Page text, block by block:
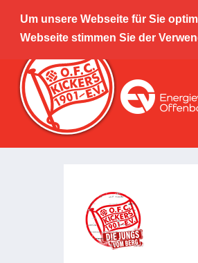
Um unsere Webseite für Sie
Webseite stimmen Sie der